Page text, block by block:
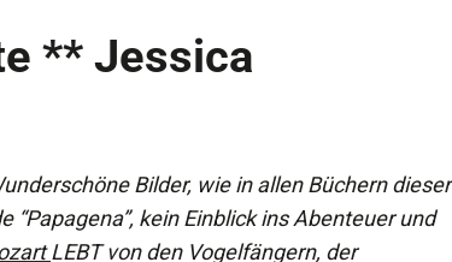
** Jessica
Bilder, wie in allen Büchern dieser
“Papagena”, kein Einblick ins Abenteuer und
LEBT von den Vogelfängern, der